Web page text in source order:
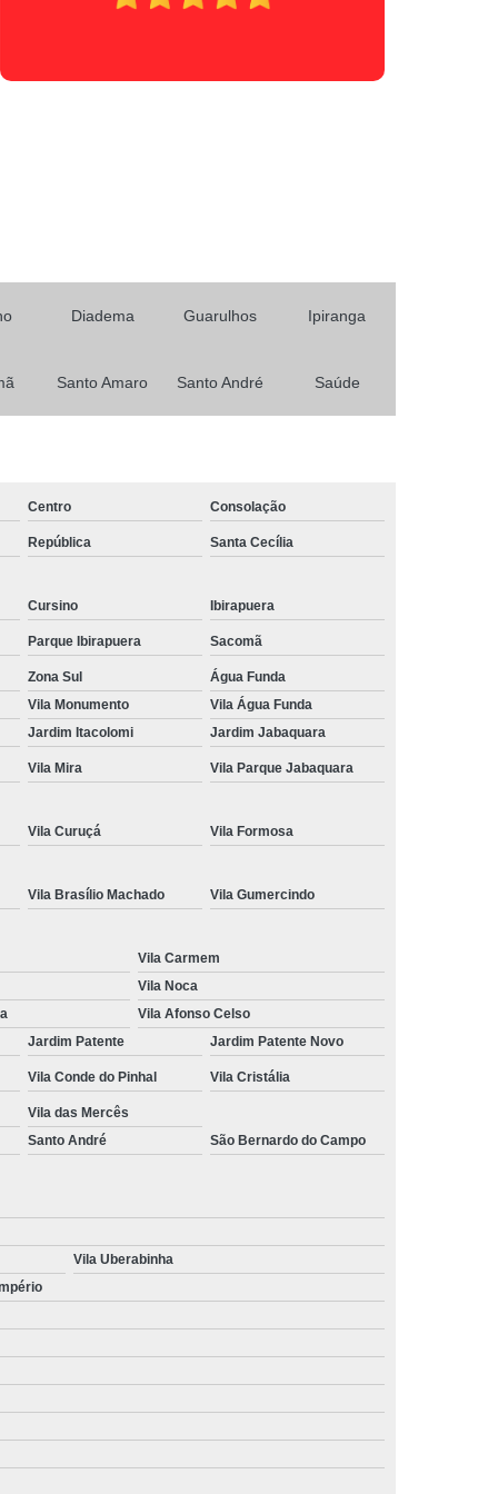
Reciclagem Cnh
Reciclagem da Cnh
de Cnh
Renovação de Cnh Vencida
Direção
Aulas no Simulador de Direção
Carro Simulador de Auto Escola
Simulador de Carro de Auto Escola
Simulador de Direção Auto Escola
para Cfc Simulador Direção Veicular
Diadema Guarulhos Ipiranga
Santo Amaro Santo André Saúde
Centro Consolação
República Santa Cecília
Cursino Ibirapuera
Parque Ibirapuera Sacomã
Zona Sul
Água Funda
Vila Monumento
Vila Água Funda
Jardim Itacolomi Jardim Jabaquara
Vila Mira Vila Parque Jabaquara
Vila Curuçá Vila Formosa
Vila Brasílio Machado Vila Gumercindo
Vila Carmem
Vila Noca
Vila Afonso Celso
Jardim Patente Jardim Patente Novo
Vila Conde do Pinhal Vila Cristália
Vila das Mercês
Santo André São Bernardo do Campo
Vila Uberabinha